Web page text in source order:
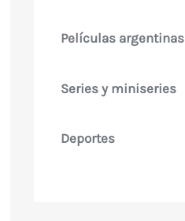
Películas argentinas
Series y miniseries
Deportes